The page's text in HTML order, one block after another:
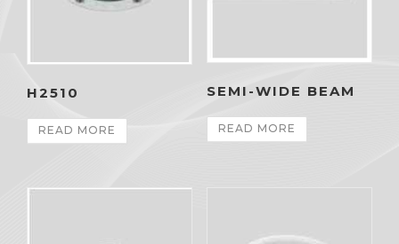
H2510
READ MORE
SEMI-WIDE BEAM
READ MORE